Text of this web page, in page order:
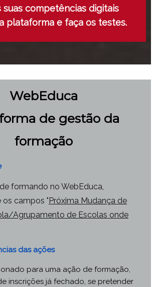
suas competências digitais
plataforma e faça os testes.
WebEduca
de gestão da
formação
formando no WebEduca,
campos "Próxima Mudança de
Agrupamento de Escolas onde
das ações
para uma ação de formação,
inscrições já fechado, se pretender